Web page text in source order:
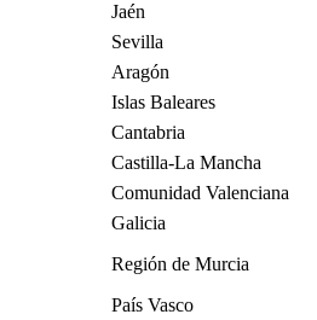
Jaén
Sevilla
Aragón
Islas Baleares
Cantabria
Castilla-La Mancha
Comunidad Valenciana
Galicia
Región de Murcia
País Vasco